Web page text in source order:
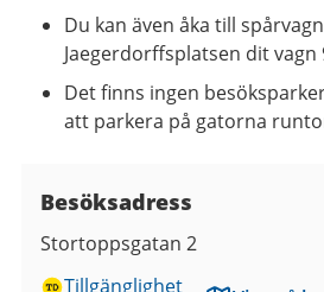
Du kan även åka till
Jaegerdorffsplatsen dit vagn
Det finns ingen
att parkera på gatorna
Besöksadress
Stortoppsgatan 2
Tillgänglighet